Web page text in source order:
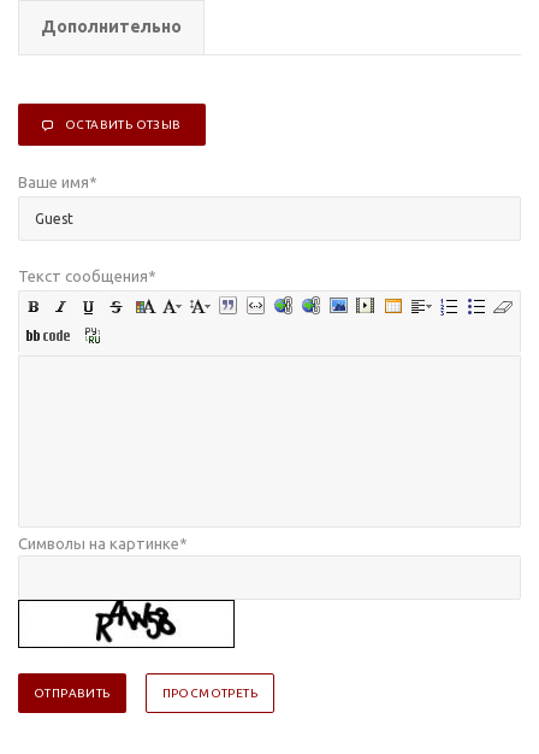
Дополнительно
ОСТАВИТЬ ОТЗЫВ
Ваше имя*
Текст сообщения*
Символы на картинке*